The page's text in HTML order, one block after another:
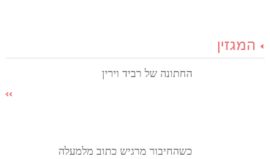
המגזין
החתונה של רביד וירין
כשהחיבור מרגיש כתוב מלמעלה